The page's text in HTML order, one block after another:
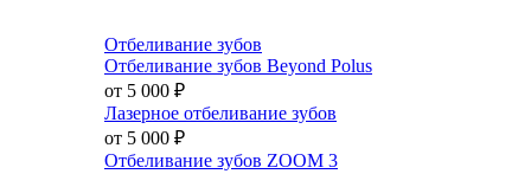
Отбеливание зубов
Отбеливание зубов Beyond Polus
от 5 000 ₽
Лазерное отбеливание зубов
от 5 000 ₽
Отбеливание зубов ZOOM 3